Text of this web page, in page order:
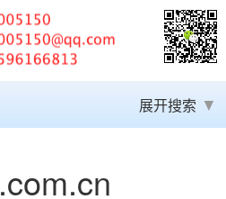
展开搜索